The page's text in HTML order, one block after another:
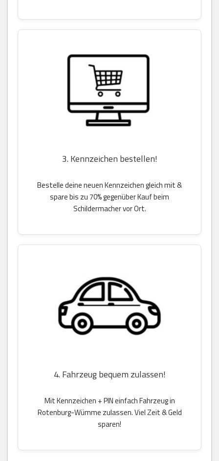
3. Kennzeichen bestellen!
Bestelle deine neuen Kennzeichen gleich mit &
spare bis zu 70% gegenüber Kauf beim
Schildermacher vor Ort.
4. Fahrzeug bequem zulassen!
Mit Kennzeichen + PIN einfach Fahrzeug in
Rotenburg-Wümme zulassen. Viel Zeit & Geld
sparen!